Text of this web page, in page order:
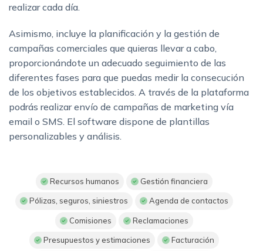
realizar cada día.
Asimismo, incluye la planificación y la gestión de
campañas comerciales que quieras llevar a cabo,
proporcionándote un adecuado seguimiento de las
diferentes fases para que puedas medir la consecución
de los objetivos establecidos. A través de la plataforma
podrás realizar envío de campañas de marketing vía
email o SMS. El software dispone de plantillas
personalizables y análisis.
Recursos humanos Gestión financiera
Pólizas, seguros, siniestros Agenda de contactos
Comisiones Reclamaciones
Presupuestos y estimaciones Facturación